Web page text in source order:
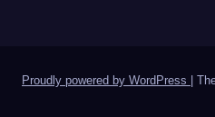
Proudly powered by WordPress